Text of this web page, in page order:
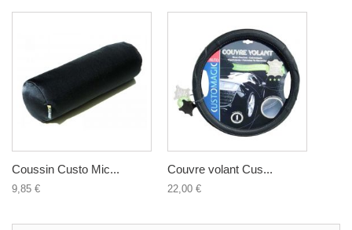
Coussin Custo Mic...
9,85 €
Couvre volant Cus...
22,00 €